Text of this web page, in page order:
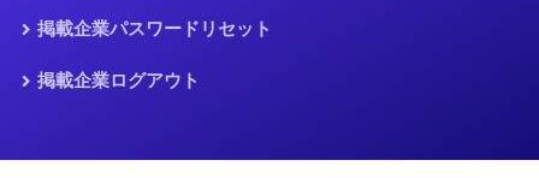
掲載企業パスワードリセット
掲載企業ログアウト